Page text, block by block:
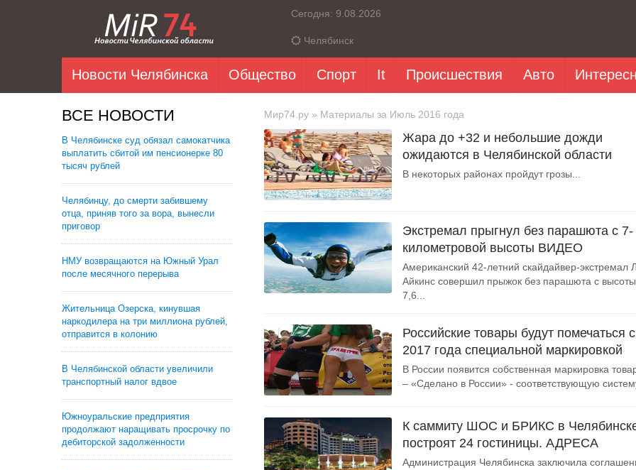
Сегодня: 9.08.2026
Челябинск
Новости Челябинска Общество Спорт It Происшествия Авто
ВСЕ НОВОСТИ
В Челябинске суд обязал самокатчика
выплатить сбитой им пенсионерке 80
тысяч рублей
Челябинцу, до смерти забившему
отца, приняв того за вора, вынесли
приговор
НМУ возвращаются на Южный Урал
после месячного перерыва
Жительница Озерска, кинувшая
наркодилера на три миллиона рублей,
отправится в колонию
В Челябинской области увеличили
транспортный налог вдвое
Южноуральские предприятия
продолжают наращивать просрочку по
дебиторской задолженности
Мир74.ру » Материалы за Июль 2016 года
Жара до +32 и небольшие дожди
ожидаются в Челябинской области
В некоторых районах пройдут грозы...
Экстремал прыгнул без парашюта с 7-
километровой высоты ВИДЕО
Американский 42-летний скайдайвер-экстремал
Айкинс совершил прыжок без парашюта с высоты
7,6...
Российские товары будут помечаться с
2017 года специальной маркировкой
В России появится собственная маркировка
– «Сделано в России» - соответствующую
К саммиту ШОС и БРИКС в
построят 24 гостиницы. АДРЕСА
Администрация Челябинска заключила